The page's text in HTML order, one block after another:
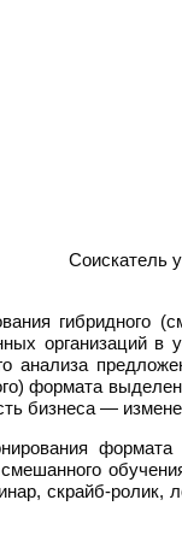
Соискатель
гибридного
организаций
анализа
формата
бизнеса —
скрайб-ролик,